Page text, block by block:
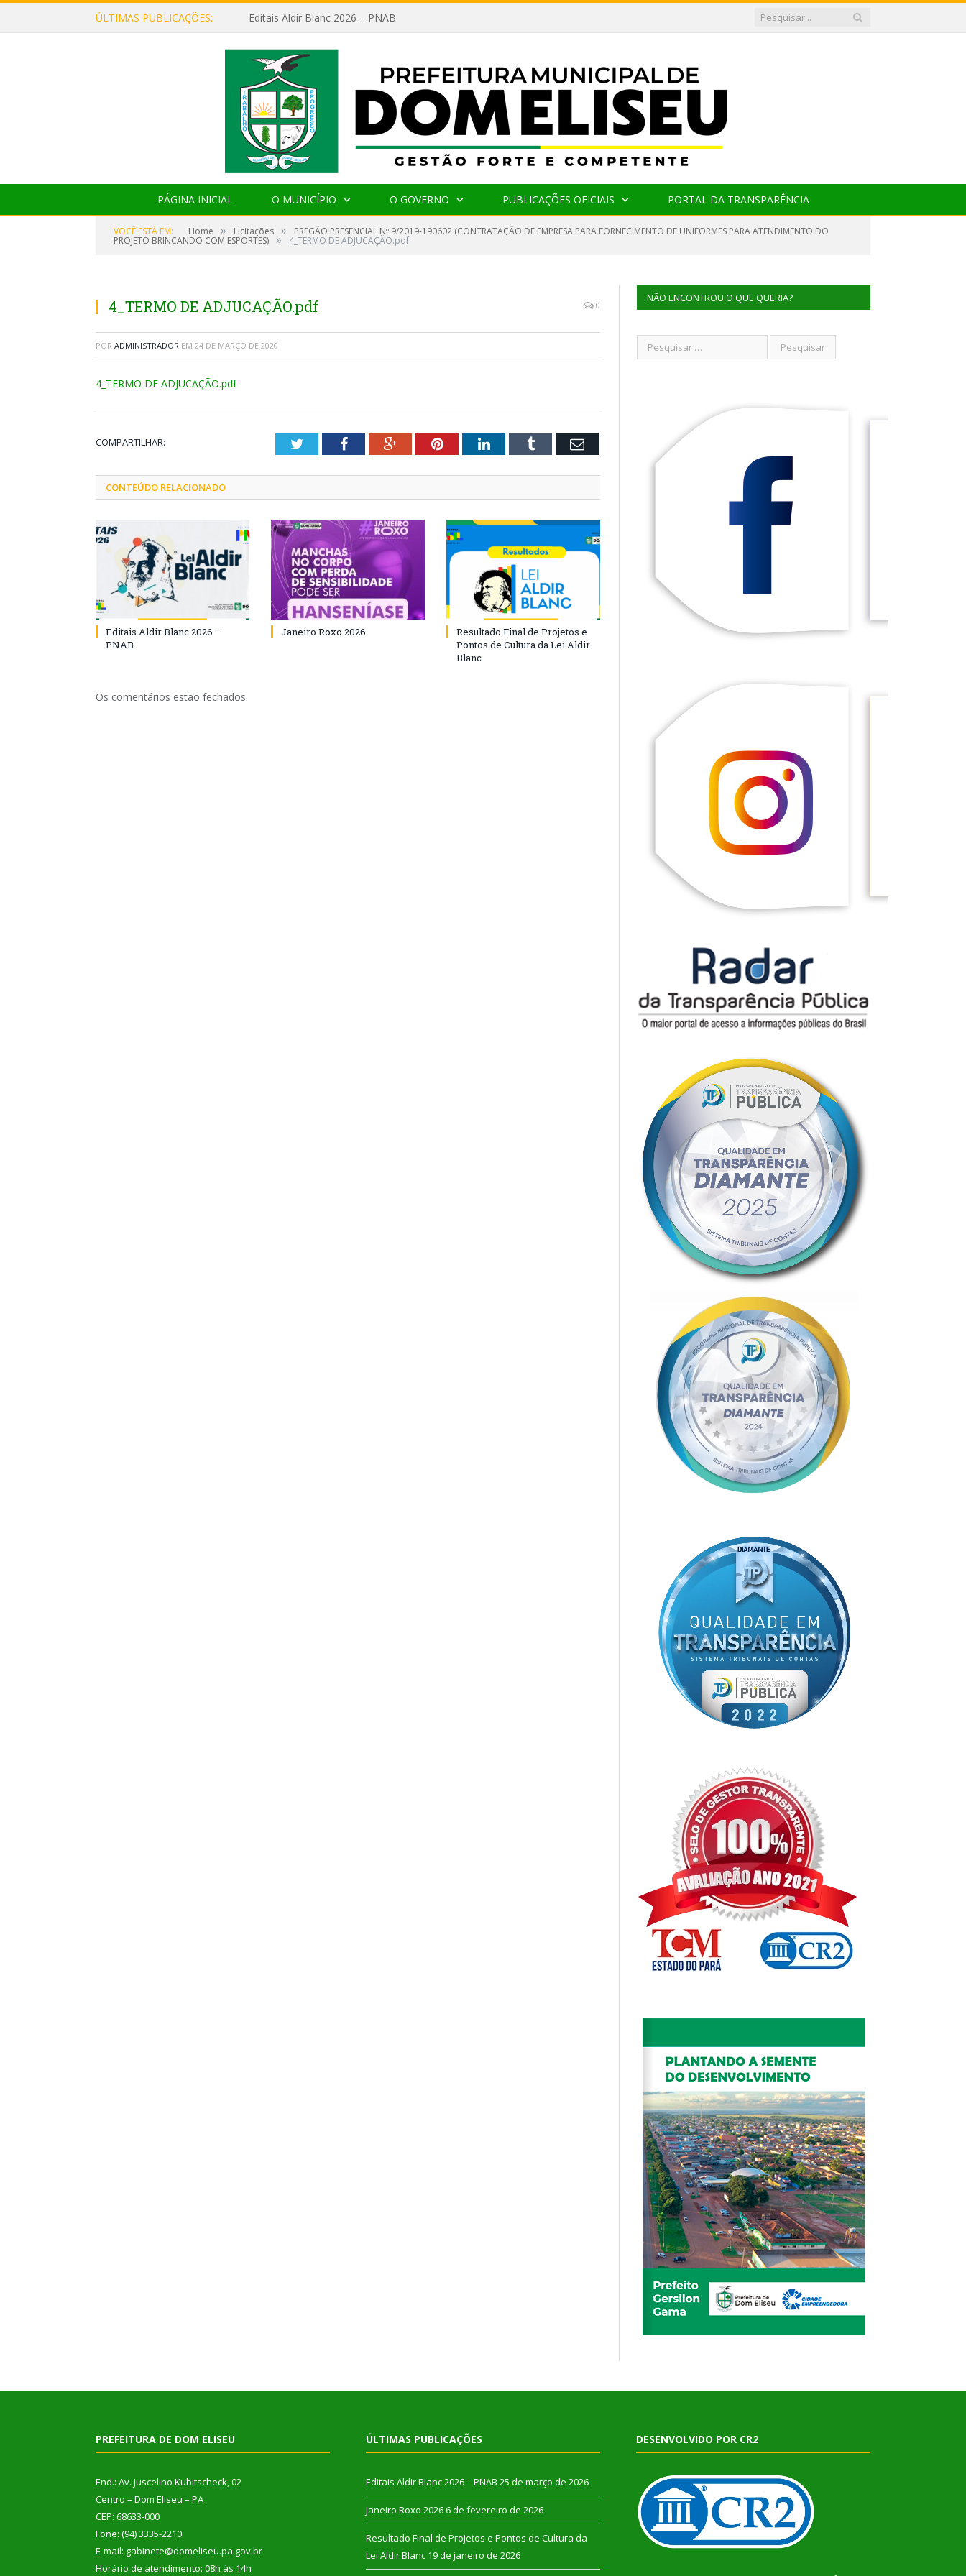
ÚLTIMAS PUBLICAÇÕES: Editais Aldir Blanc 2026 – PNAB
PÁGINA INICIAL O MUNICÍPIO O GOVERNO PUBLICAÇÕES OFICIAIS PORTAL DA TRANSPARÊNCIA
VOCÊ ESTÁ EM: Home » Licitações » PREGÃO PRESENCIAL Nº 9/2019-190602 (CONTRATAÇÃO DE EMPRESA PARA FORNECIMENTO DE UNIFORMES PARA ATENDIMENTO DO
PROJETO BRINCANDO COM ESPORTES) » 4_TERMO DE ADJUCAÇÃO.pdf
4_TERMO DE ADJUCAÇÃO.pdf 0
POR ADMINISTRADOR EM 24 DE MARÇO DE 2020
4_TERMO DE ADJUCAÇÃO.pdf
COMPARTILHAR: TwitterFacebookGoogle+PinterestLinkedInTumblr Email
CONTEÚDO RELACIONADO
Editais Aldir Blanc 2026 –
PNAB
Janeiro Roxo 2026
Resultado Final de Projetos e
Pontos de Cultura da Lei Aldir
Blanc
Os comentários estão fechados.
NÃO ENCONTROU O QUE QUERIA?
PREFEITURA DE DOM ELISEU
End.: Av. Juscelino Kubitscheck, 02
Centro – Dom Eliseu – PA
CEP: 68633-000
Fone: (94) 3335-2210
E-mail: gabinete@domeliseu.pa.gov.br
Horário de atendimento: 08h às 14h
ÚLTIMAS PUBLICAÇÕES
Editais Aldir Blanc 2026 – PNAB 25 de março de 2026
Janeiro Roxo 2026 6 de fevereiro de 2026
Resultado Final de Projetos e Pontos de Cultura da
Lei Aldir Blanc 19 de janeiro de 2026
DESENVOLVIDO POR CR2